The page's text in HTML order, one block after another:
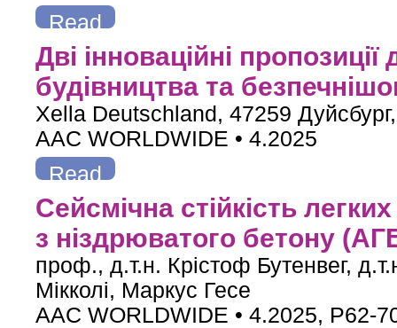
Read
more
Дві інноваційні
будівництва та
Xella Deutschland, 47259
AAC WORLDWIDE • 4.2025
Read
more
Сейсмічна стійкість
з ніздрюватого бетону
проф., д.т.н. Крістоф Бутенвег,
Мікколі, Маркус Гесе
AAC WORLDWIDE • 4.2025, P62-